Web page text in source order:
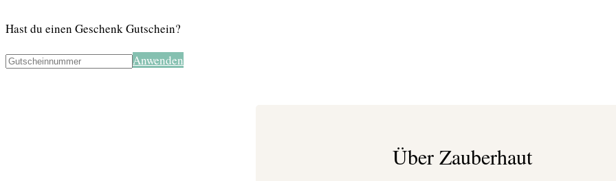
Hast du einen Geschenk Gutschein?
Anwenden
Über Zauberhaut